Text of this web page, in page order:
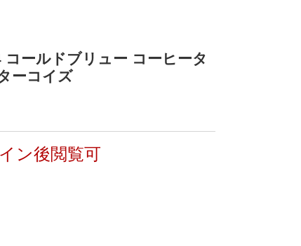
コールドブリュー コーヒータ
ーコイズ
ン後閲覧可